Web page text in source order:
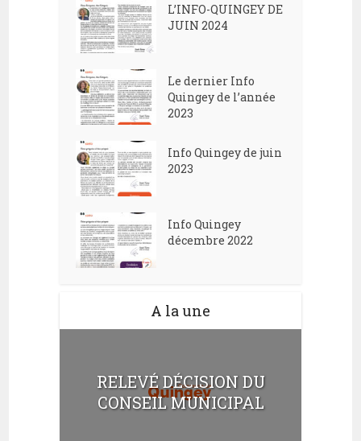
L’INFO-QUINGEY DE
JUIN 2024
Le dernier Info
Quingey de l’année
2023
Info Quingey de juin
2023
Info Quingey
décembre 2022
A la une
RELEVÉ DÉCISION DU
CONSEIL MUNICIPAL